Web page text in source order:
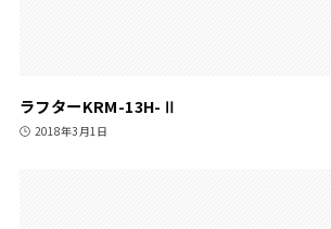
ラフターKRM-13H-Ⅱ
2018年3月1日